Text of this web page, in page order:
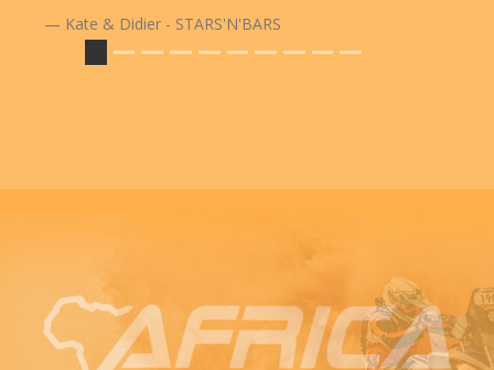
Kate & Didier - STARS'N'BARS